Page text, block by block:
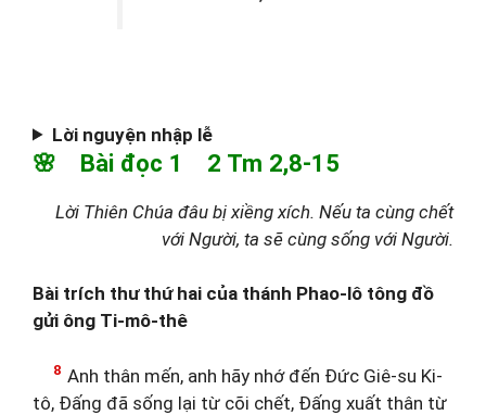
Lời nguyện nhập lễ
🌸 Bài đọc 1 2 Tm 2,8-15
Lời Thiên Chúa đâu bị xiềng xích. Nếu ta cùng chết
với Người, ta sẽ cùng sống với Người.
Bài trích thư thứ hai của thánh Phao-lô tông đồ
gửi ông Ti-mô-thê
8 Anh thân mến, anh hãy nhớ đến Đức Giê-su Ki-
tô, Đấng đã sống lại từ cõi chết, Đấng xuất thân từ